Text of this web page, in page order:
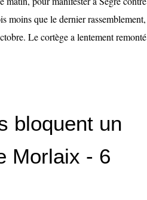
moins que le dernier rassemblement,
Le cortège a lentement remonté
bloquent un
Morlaix - 6